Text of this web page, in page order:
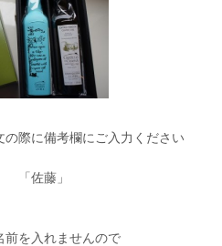
際に備考欄にご入力ください
佐藤」
前を入れませんので